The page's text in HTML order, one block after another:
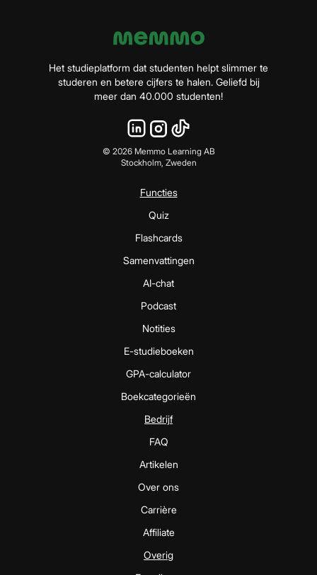
Het studieplatform dat studenten helpt slimmer te
studeren en betere cijfers te halen. Geliefd bij
meer dan 40.000 studenten!
© 2026Memmo Learning AB
Stockholm, Zweden
Functies
Quiz
Flashcards
Samenvattingen
AI-chat
Podcast
Notities
E-studieboeken
GPA-calculator
Boekcategorieën
Bedrijf
FAQ
Artikelen
Over ons
Carrière
Affiliate
Overig